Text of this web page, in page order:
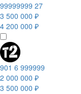
99999999 27
3 500 000 ₽
4 200 000 ₽
901 6 999999
2 000 000 ₽
3 500 000 ₽